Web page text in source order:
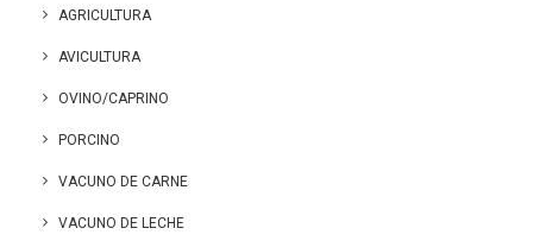
AGRICULTURA
AVICULTURA
OVINO/CAPRINO
PORCINO
VACUNO DE CARNE
VACUNO DE LECHE